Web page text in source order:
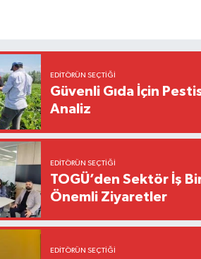
EDITÖRÜN SEÇTIĞI
Güvenli Gıda İçin
Analiz
EDITÖRÜN SEÇTIĞI
TOGÜ’den Sektör İş
Önemli Ziyaretler
EDITÖRÜN SEÇTIĞI